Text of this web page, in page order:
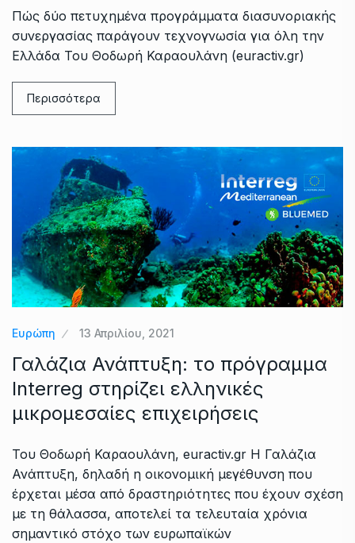
Πώς δύο πετυχημένα προγράμματα διασυνοριακής
συνεργασίας παράγουν τεχνογνωσία για όλη την
Ελλάδα Του Θοδωρή Καραουλάνη (euractiv.gr)
Περισσότερα
Ευρώπη 13 Απριλίου, 2021
Γαλάζια Ανάπτυξη: το πρόγραμμα
Interreg στηρίζει ελληνικές
μικρομεσαίες επιχειρήσεις
Του Θοδωρή Καραουλάνη, euractiv.gr Η Γαλάζια
Ανάπτυξη, δηλαδή η οικονομική μεγέθυνση που
έρχεται μέσα από δραστηριότητες που έχουν σχέση
με τη θάλασσα, αποτελεί τα τελευταία χρόνια
σημαντικό στόχο των ευρωπαϊκών